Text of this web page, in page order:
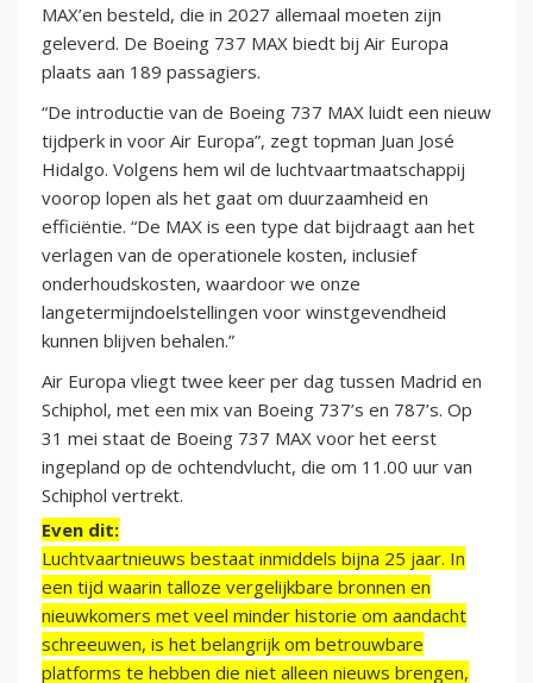
MAX’en besteld, die in 2027 allemaal moeten zijn
geleverd. De Boeing 737 MAX biedt bij Air Europa
plaats aan 189 passagiers.
“De introductie van de Boeing 737 MAX luidt een nieuw
tijdperk in voor Air Europa”, zegt topman Juan José
Hidalgo. Volgens hem wil de luchtvaartmaatschappij
voorop lopen als het gaat om duurzaamheid en
efficiëntie. “De MAX is een type dat bijdraagt aan het
verlagen van de operationele kosten, inclusief
onderhoudskosten, waardoor we onze
langetermijndoelstellingen voor winstgevendheid
kunnen blijven behalen.”
Air Europa vliegt twee keer per dag tussen Madrid en
Schiphol, met een mix van Boeing 737’s en 787’s. Op
31 mei staat de Boeing 737 MAX voor het eerst
ingepland op de ochtendvlucht, die om 11.00 uur van
Schiphol vertrekt.
Even dit:
Luchtvaartnieuws bestaat inmiddels bijna 25 jaar. In
een tijd waarin talloze vergelijkbare bronnen en
nieuwkomers met veel minder historie om aandacht
schreeuwen, is het belangrijk om betrouwbare
platforms te hebben die niet alleen nieuws brengen,